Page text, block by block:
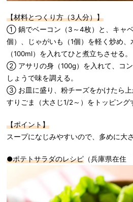
【材料とつくり方（3人分）】
① 鍋でベーコン（3～4枚）と、キャ
個）、じゃがいも（1個）を軽く炒め
（100ml）を入れてひと煮立ちさせる。
② アサリの身（100g）を入れて、コン
しょうで味を調える。
③ お皿に盛り、粉チーズをかけたら上
すりごま（大さじ1/2～）をトッピング
【ポイント】
スープになじみやすいので、多めに大
●ポテトサラダのレシピ （兵庫県在住